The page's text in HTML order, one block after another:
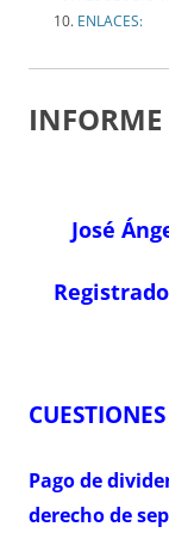
ENLACES:
José
Pago de
derecho de